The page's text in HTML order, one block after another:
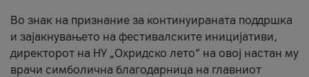
Во знак на признание за континуираната поддршка
и зајакнувањето на фестивалските иницијативи,
директорот на НУ „Охридско лето“ на овој настан му
врачи симболична благодарница на главниот